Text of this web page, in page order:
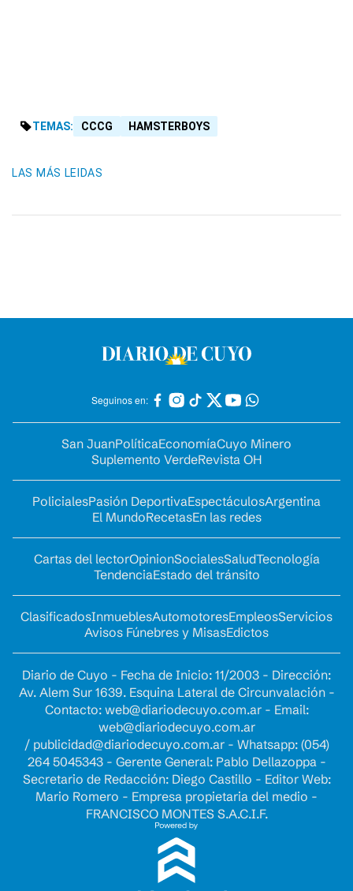
TEMAS: CCCG HAMSTERBOYS
LAS MÁS LEIDAS
Seguinos en:
San JuanPolíticaEconomíaCuyo Minero
Suplemento VerdeRevista OH
PolicialesPasión DeportivaEspectáculosArgentina
El MundoRecetasEn las redes
Cartas del lectorOpinionSocialesSaludTecnología
TendenciaEstado del tránsito
ClasificadosInmueblesAutomotoresEmpleosServicios
Avisos Fúnebres y MisasEdictos
Diario de Cuyo - Fecha de Inicio: 11/2003 - Dirección:
Av. Alem Sur 1639. Esquina Lateral de Circunvalación -
Contacto: web@diariodecuyo.com.ar- Email:
web@diariodecuyo.com.ar
/ publicidad@diariodecuyo.com.ar- Whatsapp: (054)
264 5045343 - Gerente General: Pablo Dellazoppa -
Secretario de Redacción: Diego Castillo - Editor Web:
Mario Romero - Empresa propietaria del medio -
FRANCISCO MONTES S.A.C.I.F.